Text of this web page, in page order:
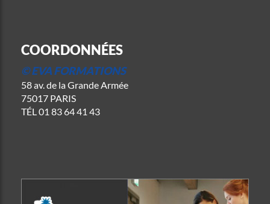
COORDONNÉES
© EVA FORMATIONS
58 av. de la Grande Armée
75017 PARIS
TÉL01 83 64 41 43